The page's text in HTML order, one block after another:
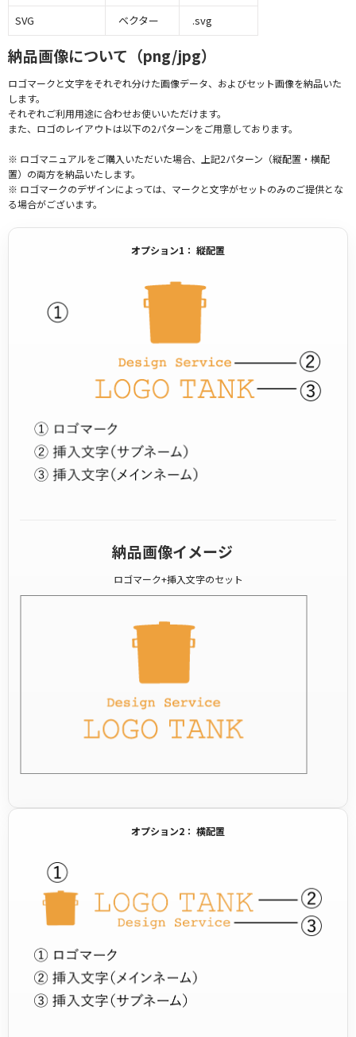
SVG
ベクター .svg
納品画像について（png/jpg）
ロゴマークと文字をそれぞれ分けた画像データ、およびセット画像を納品いた
します。
それぞれご利用用途に合わせお使いいただけます。
また、ロゴのレイアウトは以下の2パターンをご用意しております。
※ ロゴマニュアルをご購入いただいた場合、上記2パターン（縦配置・横配
置）の両方を納品いたします。
※ ロゴマークのデザインによっては、マークと文字がセットのみのご提供とな
る場合がございます。
オプション1： 縦配置
納品画像イメージ
ロゴマーク+挿入文字のセット
オプション2： 横配置